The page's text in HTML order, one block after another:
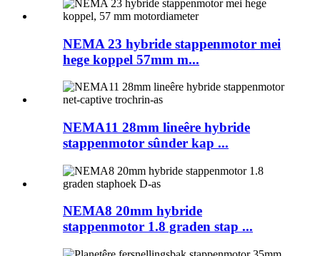
NEMA 23 hybride stappenmotor mei
hege koppel 57mm m...
NEMA11 28mm lineêre hybride
stappenmotor sûnder kap ...
NEMA8 20mm hybride
stappenmotor 1.8 graden stap ...